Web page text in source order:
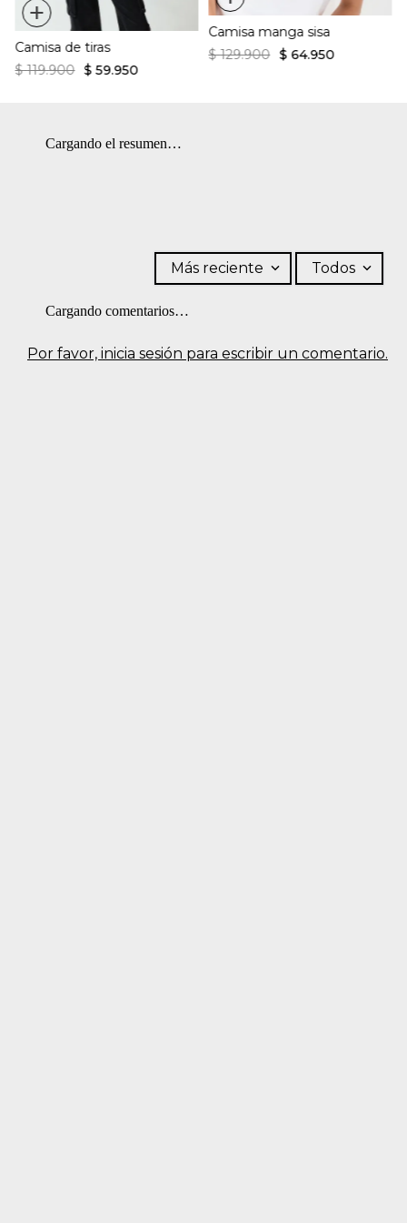
+
Camisa de tiras
$ 119.900 $ 59.950
Camisa manga sisa
$ 129.900 $ 64.950
Cargando el resumen…
Por favor, inicia sesión para escribir un comentario.
Más reciente Todos
Cargando comentarios…